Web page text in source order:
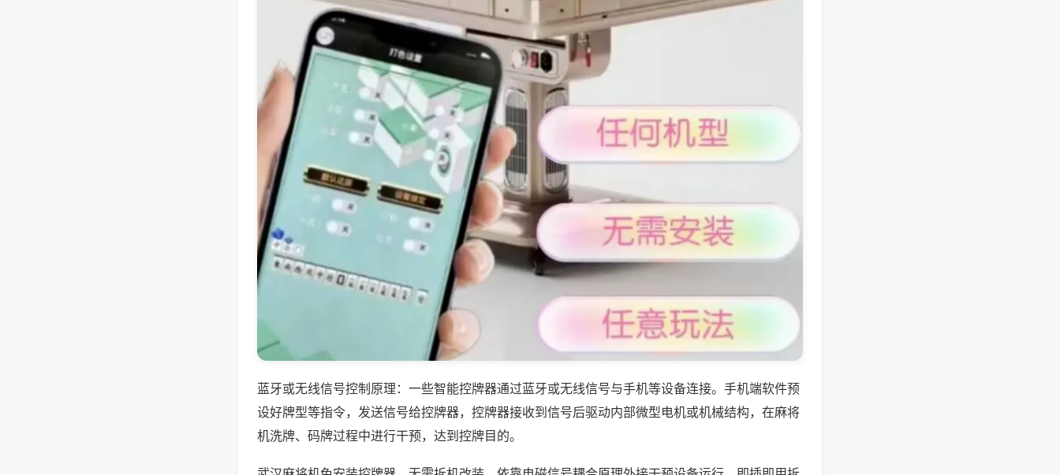
蓝牙或无线信号控制原理：一些智能控牌器通过蓝牙或无线信号与手机等设备连接。手机端软件预
设好牌型等指令，发送信号给控牌器，控牌器接收到信号后驱动内部微型电机或机械结构，在麻将
机洗牌、码牌过程中进行干预，达到控牌目的。